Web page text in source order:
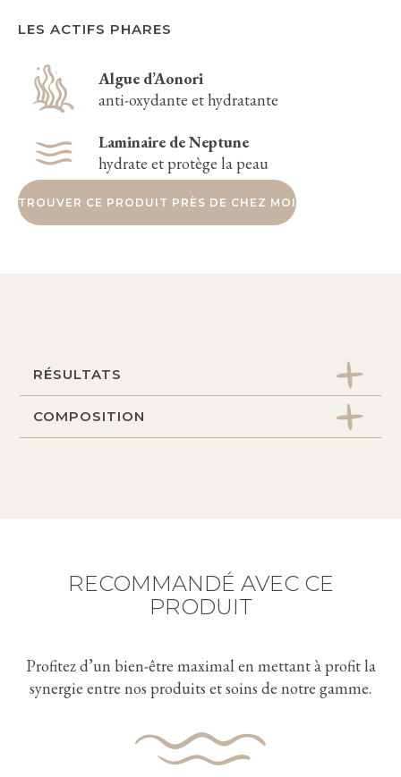
LES ACTIFS PHARES
Algue d’Aonori
anti-oxydante et hydratante
Laminaire de Neptune
hydrate et protège la peau
TROUVER CE PRODUIT PRÈS DE CHEZ MOI
RÉSULTATS
La peau est intensément hydratée pendant
COMPOSITION
Allantoïne : régénère et lutte contre les signes
de sécheresse cutanée
RECOMMANDÉ AVEC CE
PRODUIT
Profitez d’un bien-être maximal en mettant à profit la
synergie entre nos produits et soins de notre gamme.